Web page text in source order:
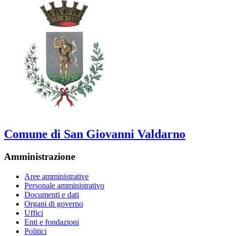
Comune di San Giovanni Valdarno
Amministrazione
Aree amministrative
Personale amministrativo
Documenti e dati
Organi di governo
Uffici
Enti e fondazioni
Politici